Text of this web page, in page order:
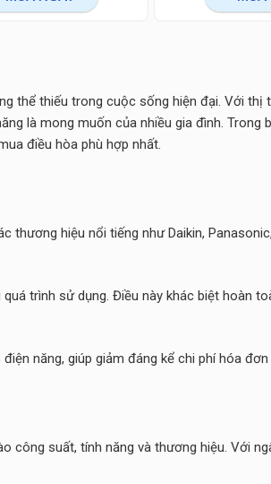
thể thiếu trong cuộc sống hiện đại. Với thị
là mong muốn của nhiều gia đình. Trong
điều hòa phù hợp nhất.
thương hiệu nổi tiếng như Daikin,
trình sử dụng. Điều này khác biệt hoàn
năng, giúp giảm đáng kể chi phí hóa
công suất, tính năng và thương hiệu. Với